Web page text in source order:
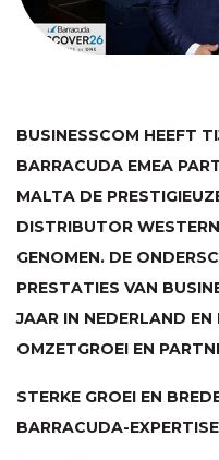
BUSINESSCOM HEEFT
BARRACUDA EMEA
MALTA DE
DISTRIBUTOR
GENOMEN. DE
PRESTATIES VAN
JAAR IN NEDERLAND
OMZETGROEI EN
STERKE GROEI EN
BARRACUDA-EXPERTISE